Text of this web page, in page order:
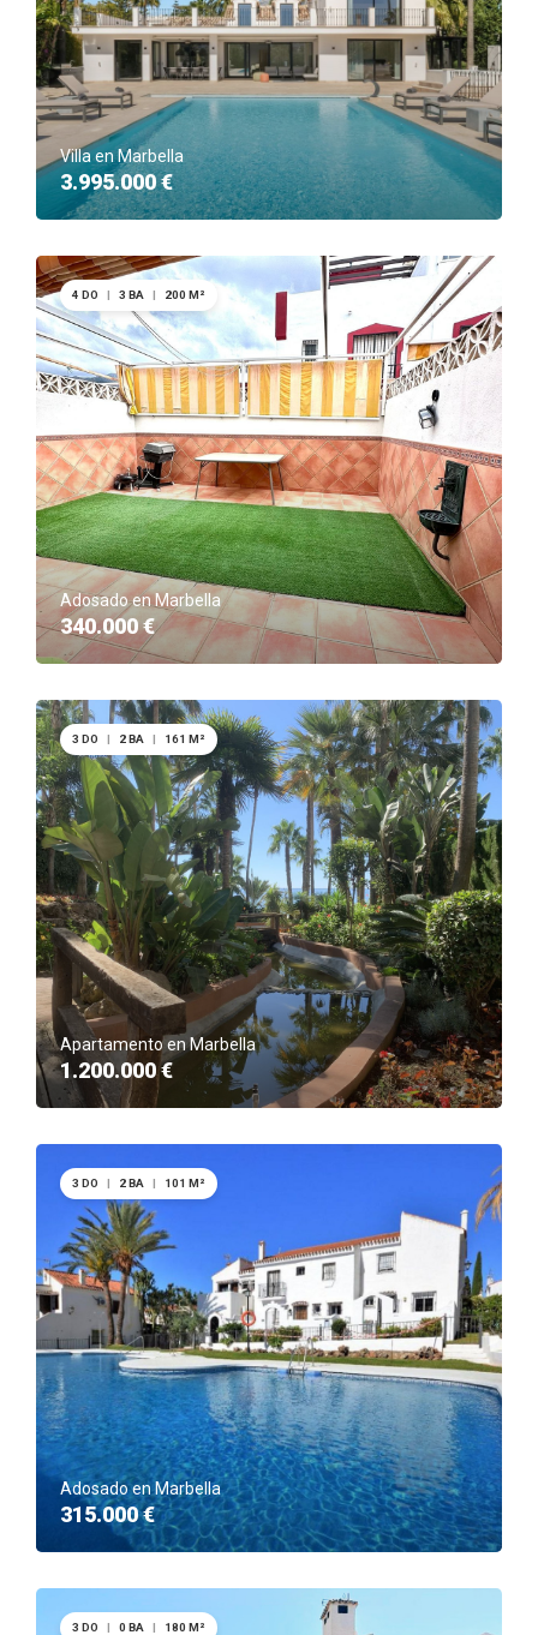
Villa en Marbella
3.995.000 €
Adosado en Marbella
340.000 €
4 DO | 3 BA | 200 M²
Apartamento en Marbella
1.200.000 €
3 DO | 2 BA | 161 M²
Adosado en Marbella
315.000 €
3 DO | 2 BA | 101 M²
3 DO | 0 BA | 180 M²